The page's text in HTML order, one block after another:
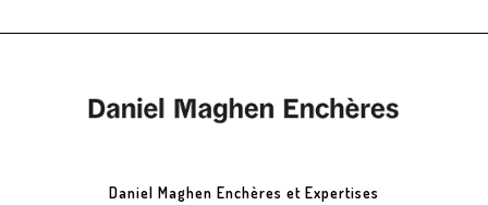
Daniel Maghen Enchères et Expertises